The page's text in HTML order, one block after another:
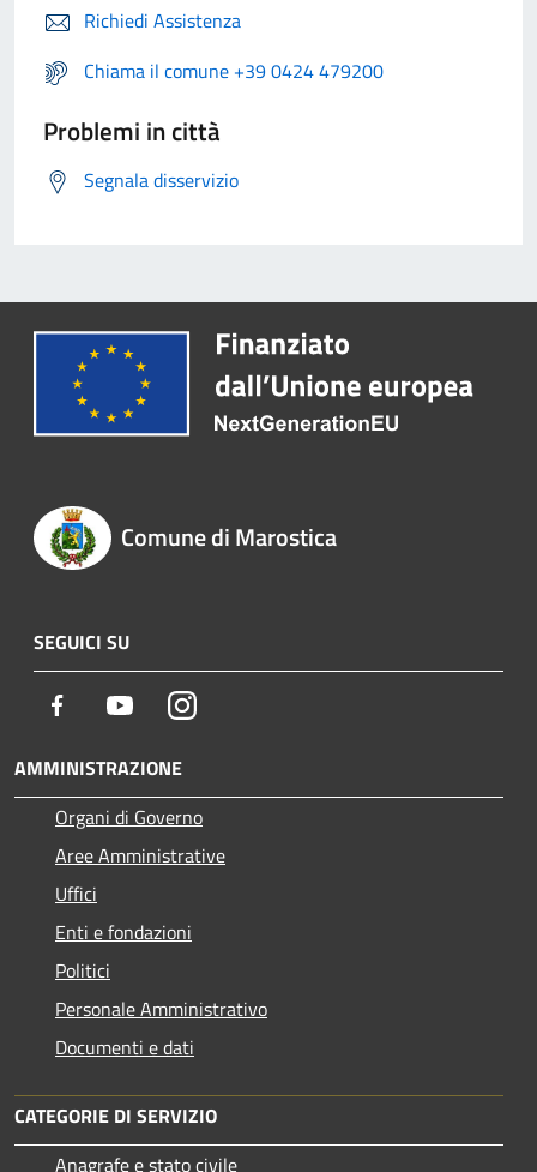
Richiedi Assistenza
Chiama il comune +39 0424 479200
Problemi in città
Segnala disservizio
Comune di Marostica
SEGUICI SU
Facebook YoutubeInstagram
AMMINISTRAZIONE
Organi di Governo
Aree Amministrative
Uffici
Enti e fondazioni
Politici
Personale Amministrativo
Documenti e dati
CATEGORIE DI SERVIZIO
Anagrafe e stato civile